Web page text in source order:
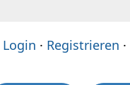
Login · Registrieren ·